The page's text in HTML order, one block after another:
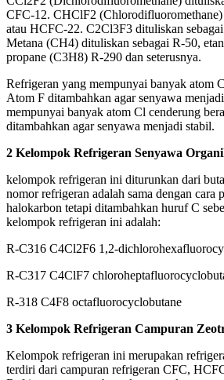
CFC-12. CHClF2 (Chlorodifluoromethane)
atau HCFC-22. C2Cl3F3 dituliskan
Metana (CH4) dituliskan sebagai R-50,
propane (C3H8) R-290 dan seterusnya.
Refrigeran yang mempunyai banyak atom
Atom F ditambahkan agar senyawa
mempunyai banyak atom Cl cenderung
ditambahkan agar senyawa menjadi stabil.
2 Kelompok Refrigeran Senyawa
kelompok refrigeran ini diturunkan dari
nomor refrigeran adalah sama dengan cara
halokarbon tetapi ditambahkan huruf C
kelompok refrigeran ini adalah:
R-C316 C4Cl2F6 1,2-
R-C317 C4ClF7
R-318 C4F8 octafluorocyclobutane
3 Kelompok Refrigeran Campuran
Kelompok refrigeran ini merupakan
terdiri dari campuran refrigeran CFC,